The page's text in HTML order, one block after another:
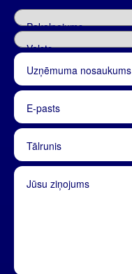
Pakalpojums
Valsts
Uzņēmuma nosaukums
E-pasts
Tālrunis
Jūsu ziņojums